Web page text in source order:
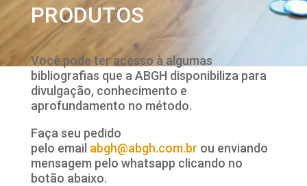
PRODUTOS
Você pode ter acesso à algumas
bibliografias que a ABGH disponibiliza para
divulgação, conhecimento e
aprofundamento no método.
Faça seu pedido
pelo email abgh@abgh.com.br ou enviando
mensagem pelo whatsapp clicando no
botão abaixo.